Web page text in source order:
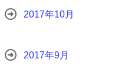
2017年10月
2017年9月